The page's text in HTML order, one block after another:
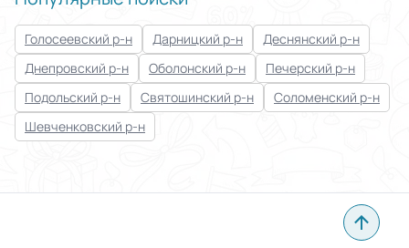
Голосеевский р-н Дарницкий р-н
Деснянский р-н
Днепровский р-н
Оболонский р-н
Печерский р-н
Подольский р-н
Святошинский р-н
Соломенский р-н
Шевченковский р-н